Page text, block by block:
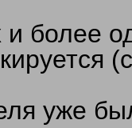
более
уже